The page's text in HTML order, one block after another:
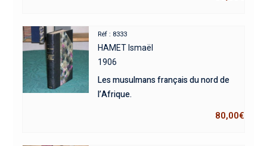
Réf : 8333
HAMET Ismaël
1906
Les musulmans français du nord de
l’Afrique.
80,00€